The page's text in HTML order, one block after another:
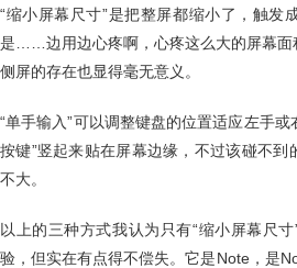
“缩小屏幕尺寸”是把整屏都缩小了，触发
是……边用边心疼啊，心疼这么大的屏幕面
侧屏的存在也显得毫无意义。
“单手输入”可以调整键盘的位置适应左手或
按键”竖起来贴在屏幕边缘，不过该碰不到
不大。
以上的三种方式我认为只有“缩小屏幕尺
验，但实在有点得不偿失。它是Note，是